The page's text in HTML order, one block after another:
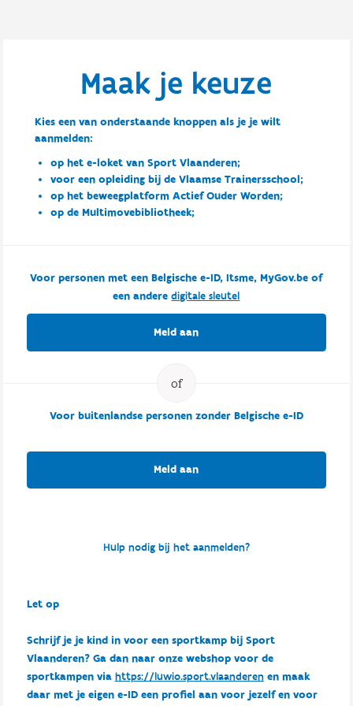
Maak je keuze
Kies een van onderstaande knoppen als je je wilt
aanmelden:
op het e-loket van Sport Vlaanderen;
voor een opleiding bij de Vlaamse Trainersschool;
op het beweegplatform Actief Ouder Worden;
op de Multimovebibliotheek;
Voor personen met een Belgische e-ID, Itsme, MyGov.be of
een anderedigitale sleutel
Meld aan
Voor buitenlandse personen zonder Belgische e-ID
Meld aan
Hulp nodig bij het aanmelden?
Let op
Schrijf je je kind in voor een sportkamp bij Sport
Vlaanderen? Ga dan naar onze webshop voor de
sportkampen via https://luwio.sport.vlaanderenen maak
daar met je eigen e-ID een profiel aan voor jezelf en voor